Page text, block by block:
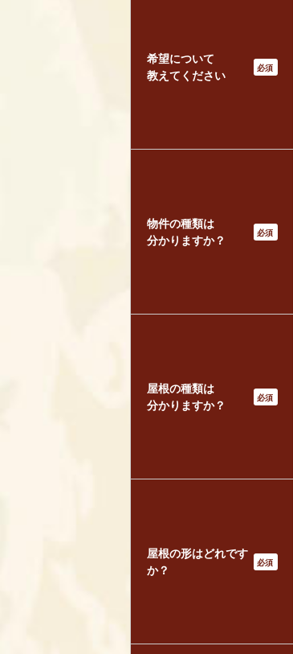
希望について
教えてください
*
物件の種類は
分かりますか？
*
屋根の種類は
分かりますか？
*
屋根の形はどれです
か？
*